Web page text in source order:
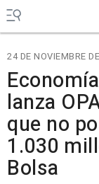
24 DE NOVIEMBRE
lanza
que no
1.030
Bolsa